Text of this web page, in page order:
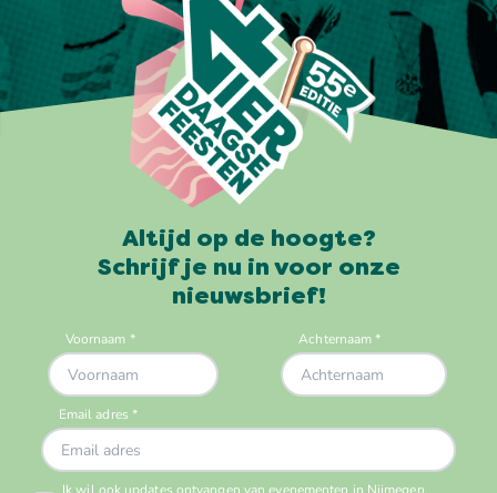
Altijd op de hoogte?
Schrijf je nu in voor onze
nieuwsbrief!